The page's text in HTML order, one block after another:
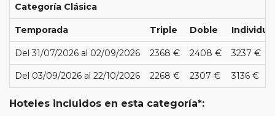
Categoría Clásica
Temporada Triple Doble
Del 31/07/2026 al 02/09/2026 2368 € 2408 € 3237 €
Del 03/09/2026 al 22/10/2026 2268 € 2307 € 3136 €
Hoteles incluidos en esta categoría*: